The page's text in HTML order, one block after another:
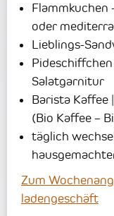
Flammkuchen
oder
Lieblings-
Salatgarnitur
Barista Kaffee
(Bio Kaffee –
täglich
Zum
ladengeschäft